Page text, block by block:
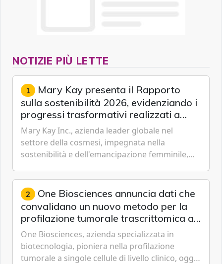
NOTIZIE PIÙ LETTE
1 Mary Kay presenta il Rapporto
sulla sostenibilità 2026, evidenziando i
progressi trasformativi realizzati a
livello globale nelle sfere sociale,
economica e ambientale
Mary Kay Inc., azienda leader globale nel
settore della cosmesi, impegnata nella
sostenibilità e dell'emancipazione femminile,
sostenibilità 2026, una panora...
2 One Biosciences annuncia dati che
convalidano un nuovo metodo per la
profilazione tumorale trascrittomica a
singole cellule da campioni istologici
One Biosciences, azienda specializzata in
biotecnologia, pioniera nella profilazione
tumorale a singole cellule di livello clinico, oggi